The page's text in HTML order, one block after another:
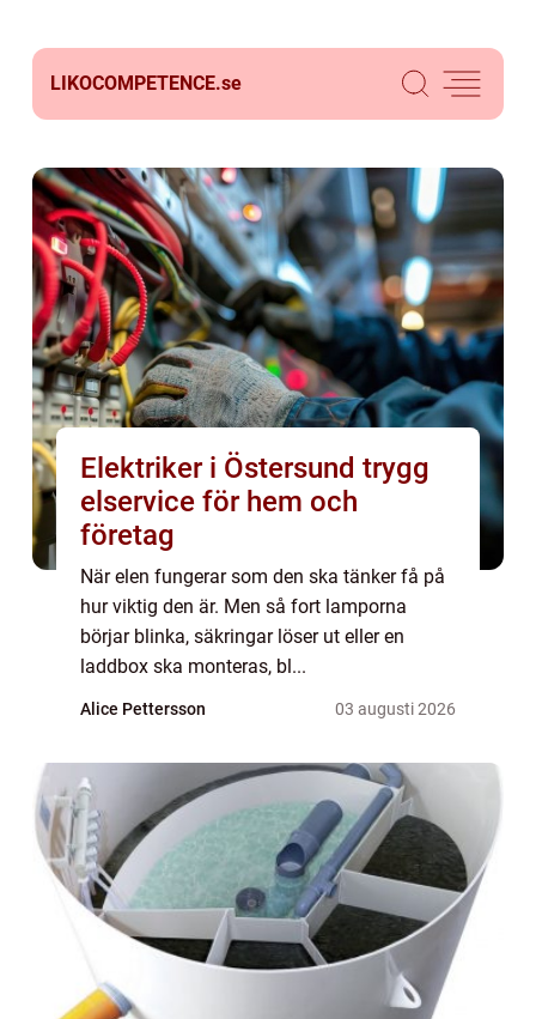
LIKOCOMPETENCE.se
Elektriker i Östersund trygg
elservice för hem och
företag
När elen fungerar som den ska tänker få på
hur viktig den är. Men så fort lamporna
börjar blinka, säkringar löser ut eller en
laddbox ska monteras, bl...
Alice Pettersson 03 augusti 2026